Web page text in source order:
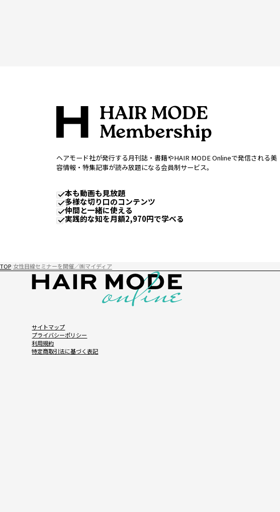
ヘアモード社が発行する月刊誌・書籍やHAIR MODE Onlineで発信される美
容情報・特集記事が読み放題になる会員制サービス。
本も動画も見放題
多様な切り口のコンテンツ
仲間と一緒に使える
実践的な知を月額2,970円で学べる
TOP 女性目線セミナーを開催／㈱マイディア
サイトマップ
プライバシーポリシー
利用規約
特定商取引法に基づく表記